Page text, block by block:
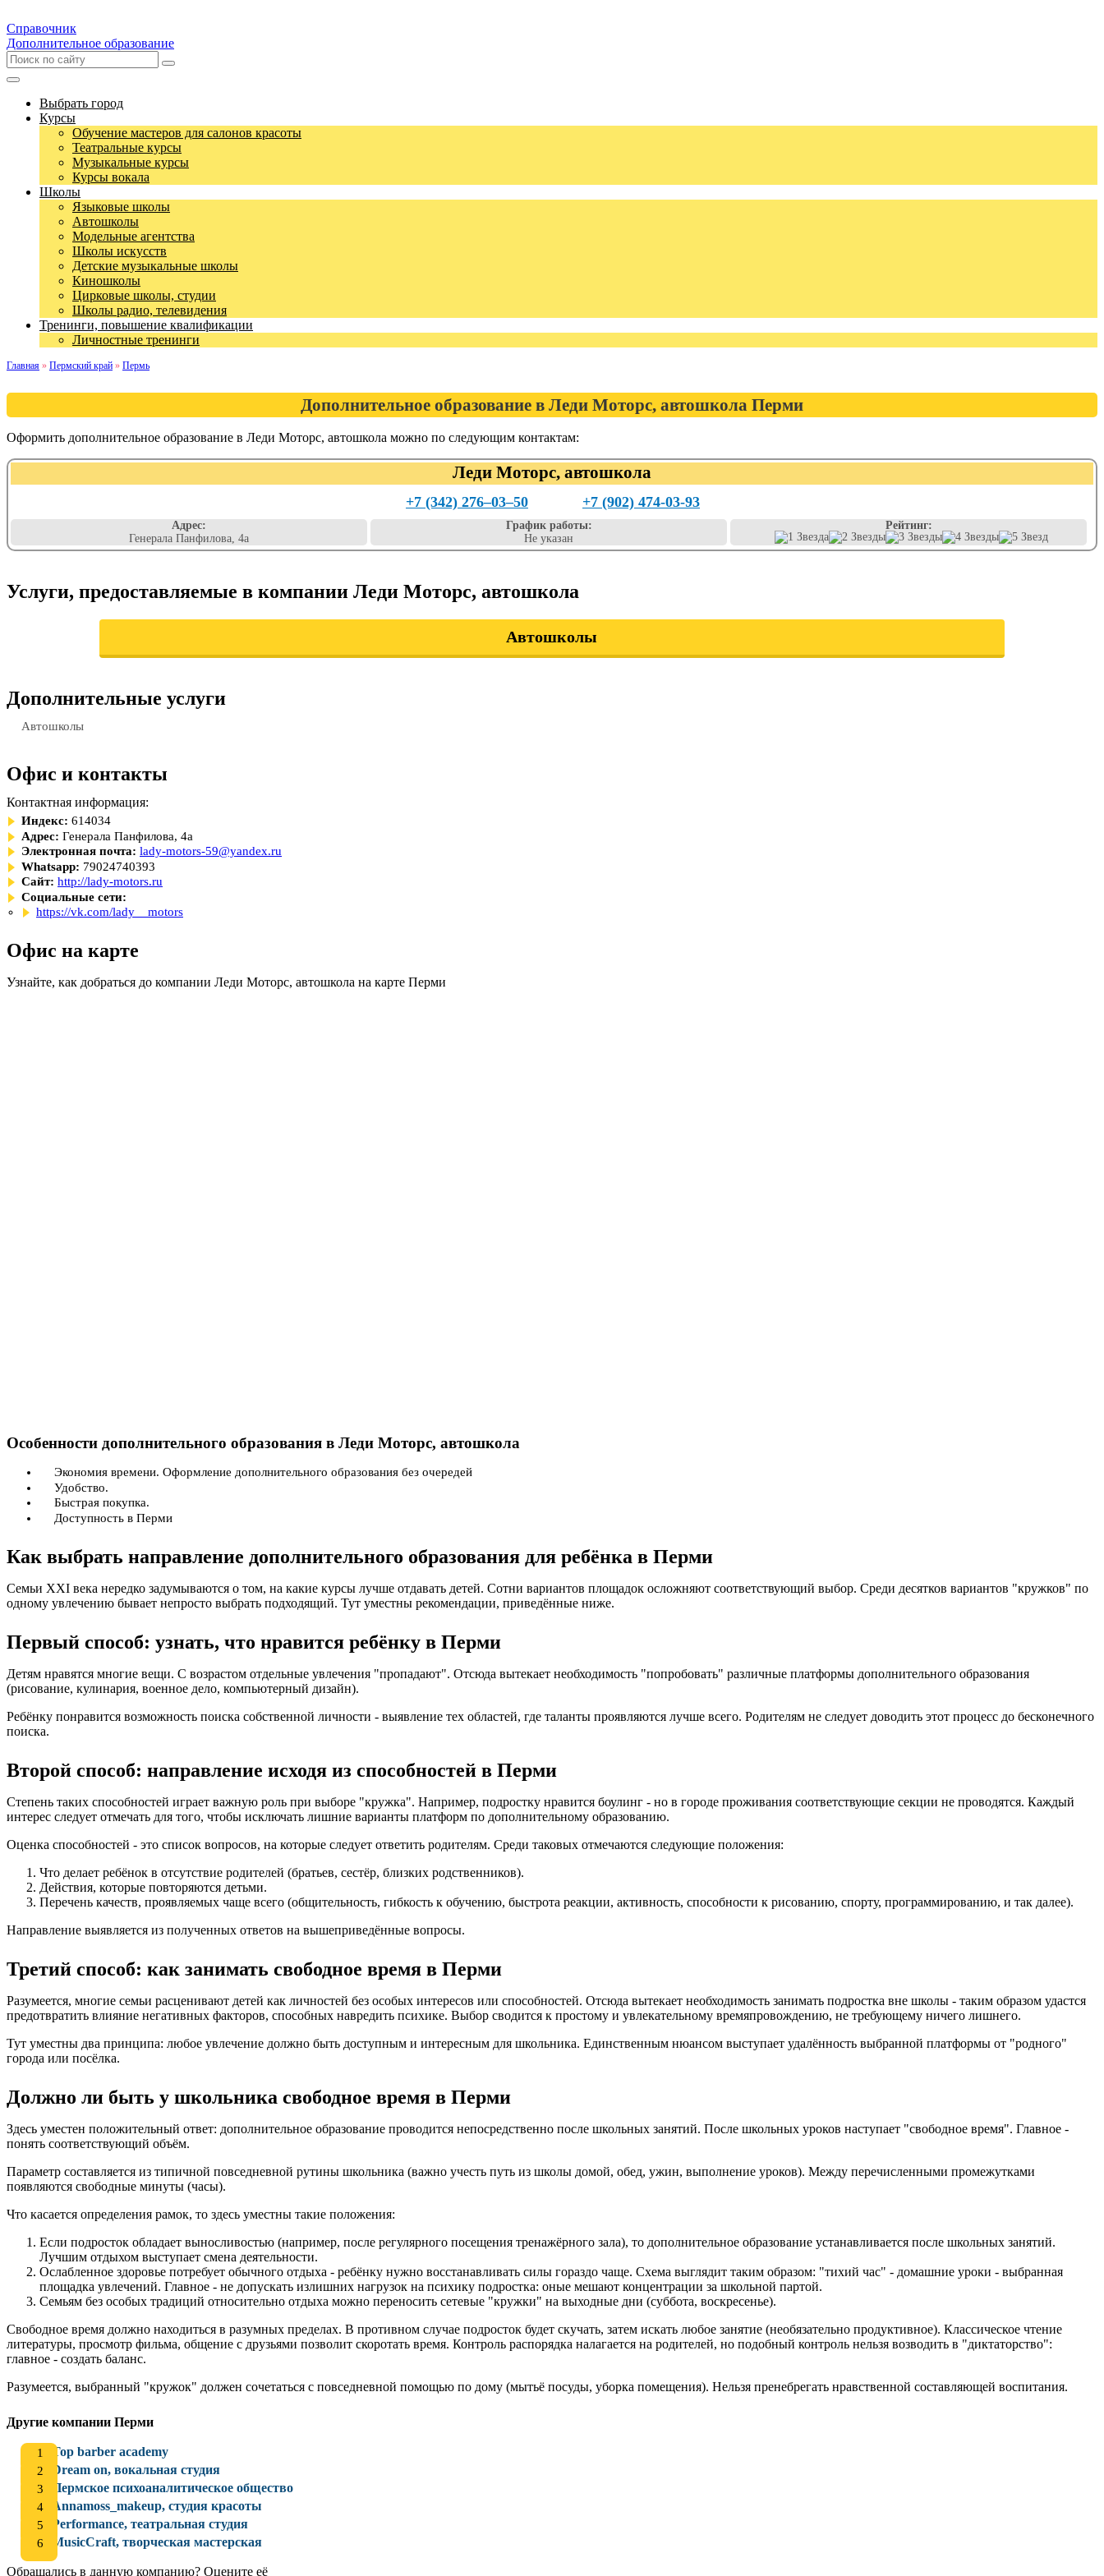
Справочник
Дополнительное образование
Выбрать город
Курсы
Обучение мастеров для салонов красоты
Театральные курсы
Музыкальные курсы
Курсы вокала
Школы
Языковые школы
Автошколы
Модельные агентства
Школы искусств
Детские музыкальные школы
Киношколы
Цирковые школы, студии
Школы радио, телевидения
Тренинги, повышение квалификации
Личностные тренинги
Главная » Пермский край » Пермь
Дополнительное образование в Леди Моторс, автошкола Перми
Оформить дополнительное образование в Леди Моторс, автошкола можно по следующим контактам:
Леди Моторс, автошкола
+7 (342) 276‒03‒50 +7 (902) 474-03-93
Адрес:
Генерала Панфилова, 4а
График работы:
Не указан
Рейтинг:
Услуги, предоставляемые в компании Леди Моторс, автошкола
Автошколы
Дополнительные услуги
Автошколы
Офис и контакты
Контактная информация:
Индекс: 614034
Адрес: Генерала Панфилова, 4а
Электронная почта: lady-motors-59@yandex.ru
Whatsapp: 79024740393
Сайт: http://lady-motors.ru
Социальные сети:
https://vk.com/lady__motors
Офис на карте
Узнайте, как добраться до компании Леди Моторс, автошкола на карте Перми
Особенности дополнительного образования в Леди Моторс, автошкола
Экономия времени. Оформление дополнительного образования без очередей
Удобство.
Быстрая покупка.
Доступность в Перми
Как выбрать направление дополнительного образования для ребёнка в Перми
Семьи XXI века нередко задумываются о том, на какие курсы лучше отдавать детей. Сотни вариантов площадок осложняют соответствующий выбор. Среди десятков вариантов "кружков" по
одному увлечению бывает непросто выбрать подходящий. Тут уместны рекомендации, приведённые ниже.
Первый способ: узнать, что нравится ребёнку в Перми
Детям нравятся многие вещи. С возрастом отдельные увлечения "пропадают". Отсюда вытекает необходимость "попробовать" различные платформы дополнительного образования
(рисование, кулинария, военное дело, компьютерный дизайн).
Ребёнку понравится возможность поиска собственной личности - выявление тех областей, где таланты проявляются лучше всего. Родителям не следует доводить этот процесс до бесконечного
поиска.
Второй способ: направление исходя из способностей в Перми
Степень таких способностей играет важную роль при выборе "кружка". Например, подростку нравится боулинг - но в городе проживания соответствующие секции не проводятся. Каждый
интерес следует отмечать для того, чтобы исключать лишние варианты платформ по дополнительному образованию.
Оценка способностей - это список вопросов, на которые следует ответить родителям. Среди таковых отмечаются следующие положения:
Что делает ребёнок в отсутствие родителей (братьев, сестёр, близких родственников).
Действия, которые повторяются детьми.
Перечень качеств, проявляемых чаще всего (общительность, гибкость к обучению, быстрота реакции, активность, способности к рисованию, спорту, программированию, и так далее).
Направление выявляется из полученных ответов на вышеприведённые вопросы.
Третий способ: как занимать свободное время в Перми
Разумеется, многие семьи расценивают детей как личностей без особых интересов или способностей. Отсюда вытекает необходимость занимать подростка вне школы - таким образом удастся
предотвратить влияние негативных факторов, способных навредить психике. Выбор сводится к простому и увлекательному времяпровождению, не требующему ничего лишнего.
Тут уместны два принципа: любое увлечение должно быть доступным и интересным для школьника. Единственным нюансом выступает удалённость выбранной платформы от "родного"
города или посёлка.
Должно ли быть у школьника свободное время в Перми
Здесь уместен положительный ответ: дополнительное образование проводится непосредственно после школьных занятий. После школьных уроков наступает "свободное время". Главное -
понять соответствующий объём.
Параметр составляется из типичной повседневной рутины школьника (важно учесть путь из школы домой, обед, ужин, выполнение уроков). Между перечисленными промежутками
появляются свободные минуты (часы).
Что касается определения рамок, то здесь уместны такие положения:
Если подросток обладает выносливостью (например, после регулярного посещения тренажёрного зала), то дополнительное образование устанавливается после школьных занятий.
Лучшим отдыхом выступает смена деятельности.
Ослабленное здоровье потребует обычного отдыха - ребёнку нужно восстанавливать силы гораздо чаще. Схема выглядит таким образом: "тихий час" - домашние уроки - выбранная
площадка увлечений. Главное - не допускать излишних нагрузок на психику подростка: оные мешают концентрации за школьной партой.
Семьям без особых традиций относительно отдыха можно переносить сетевые "кружки" на выходные дни (суббота, воскресенье).
Свободное время должно находиться в разумных пределах. В противном случае подросток будет скучать, затем искать любое занятие (необязательно продуктивное). Классическое чтение
литературы, просмотр фильма, общение с друзьями позволит скоротать время. Контроль распорядка налагается на родителей, но подобный контроль нельзя возводить в "диктаторство":
главное - создать баланс.
Разумеется, выбранный "кружок" должен сочетаться с повседневной помощью по дому (мытьё посуды, уборка помещения). Нельзя пренебрегать нравственной составляющей воспитания.
Другие компании Перми
Top barber academy
Dream on, вокальная студия
Пермское психоаналитическое общество
Annamoss_makeup, студия красоты
Performance, театральная студия
MusicCraft, творческая мастерская
Обращались в данную компанию? Оцените её